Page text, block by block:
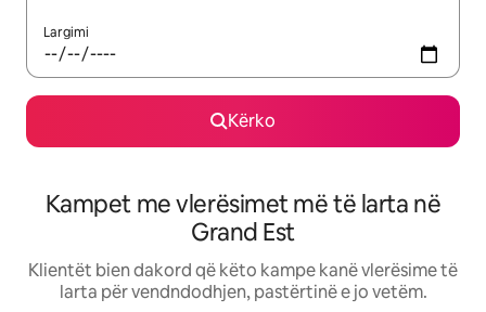
Largimi
Kërko
Kampet me vlerësimet më të larta në
Grand Est
Klientët bien dakord që këto kampe kanë vlerësime të
larta për vendndodhjen, pastërtinë e jo vetëm.